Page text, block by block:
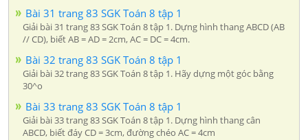
Bài 31 trang 83 SGK Toán 8 tập 1
Giải bài 31 trang 83 SGK Toán 8 tập 1. Dựng hình thang ABCD (AB
// CD), biết AB = AD = 2cm, AC = DC = 4cm.
Bài 32 trang 83 SGK Toán 8 tập 1
Giải bài 32 trang 83 SGK Toán 8 tập 1. Hãy dựng một góc bằng
30^o
Bài 33 trang 83 SGK Toán 8 tập 1
Giải bài 33 trang 83 SGK Toán 8 tập 1. Dựng hình thang cân
ABCD, biết đáy CD = 3cm, đường chéo AC = 4cm